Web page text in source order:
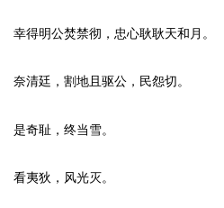
幸得明公焚禁彻，忠心耿耿天和月。
奈清廷，割地且驱公，民怨切。
是奇耻，终当雪。
看夷狄，风光灭。